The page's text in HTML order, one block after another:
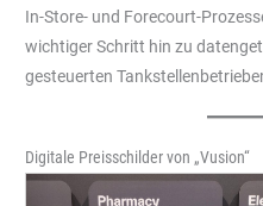
In-Store- und Forecourt-
wichtiger Schritt hin zu
gesteuerten
Digitale Preisschilder von „Vusion“